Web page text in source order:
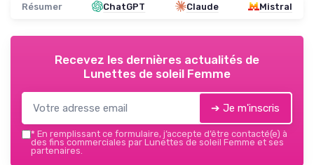
Résumer ChatGPT Claude Mistral
Recevez les dernières actualités de
Lunettes de soleil Femme
➔ Je m'inscris
* En remplissant ce formulaire, j’accepte d’être contacté(e) à
des fins commerciales par Lunettes de soleil Femme et ses
partenaires.